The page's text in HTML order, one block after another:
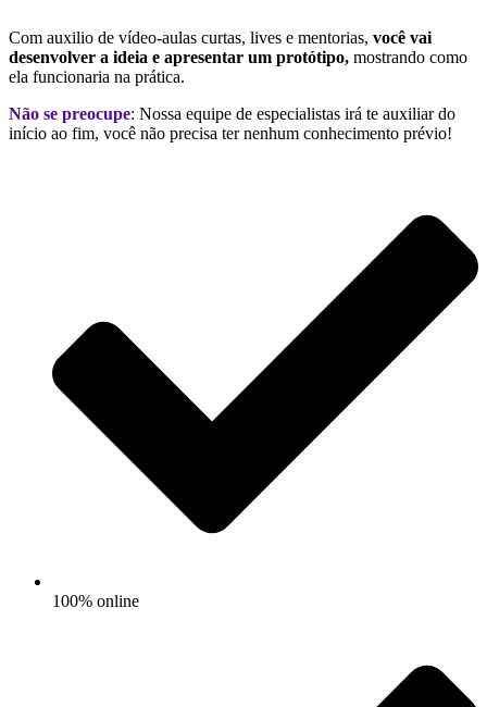
Com auxilio de vídeo-aulas curtas, lives e mentorias, você vai
desenvolver a ideia e apresentar um protótipo, mostrando como
ela funcionaria na prática.
Não se preocupe: Nossa equipe de especialistas irá te auxiliar do
início ao fim, você não precisa ter nenhum conhecimento prévio!
100% online